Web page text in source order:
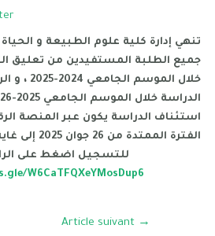
تنهي إدارة كلية علوم الطبيعة و
جميع الطلبة المستفيدين من تعليق
خلال
استئناف الدراسة يكون عبر المنصة
الفترة الممتدة من 26 جوان 2025 إلى غاية 10 جويلية
:للتسجيل اضغط على
W6CaTFQXeYMosDup6
Article suivant →